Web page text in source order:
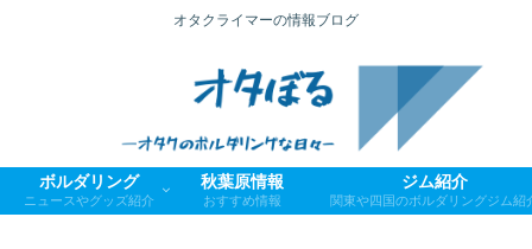
オタクライマーの情報ブログ
ボルダリング
ニュースやグッズ紹介
秋葉原情報
おすすめ情報
ジム紹介
関東や四国のボルダリングジム紹